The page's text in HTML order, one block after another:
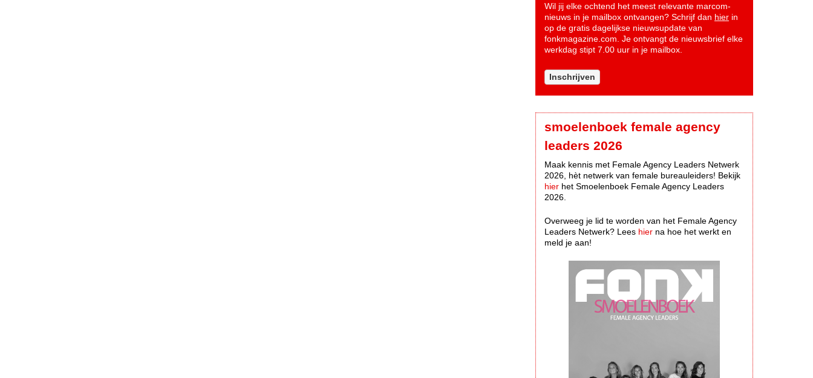
Wil jij elke ochtend het meest relevante marcom-
nieuws in je mailbox ontvangen? Schrijf dan hier in
op de gratis dagelijkse nieuwsupdate van
fonkmagazine.com. Je ontvangt de nieuwsbrief elke
werkdag stipt 7.00 uur in je mailbox.
Inschrijven
smoelenboek female agency
leaders 2026
Maak kennis met Female Agency Leaders Netwerk
2026, hèt netwerk van female bureauleiders! Bekijk
hier het Smoelenboek Female Agency Leaders
2026.
Overweeg je lid te worden van het Female Agency
Leaders Netwerk? Lees hier na hoe het werkt en
meld je aan!